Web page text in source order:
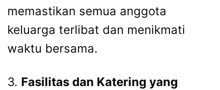
memastikan semua anggota
keluarga terlibat dan menikmati
waktu bersama.
3. Fasilitas dan Katering yang